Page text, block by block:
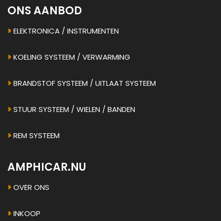
ONS AANBOD
ELEKTRONICA / INSTRUMENTEN
KOELING SYSTEEM / VERWARMING
BRANDSTOF SYSTEEM / UITLAAT SYSTEEM
STUUR SYSTEEM / WIELEN / BANDEN
REM SYSTEEM
AMPHICAR.NU
OVER ONS
INKOOP